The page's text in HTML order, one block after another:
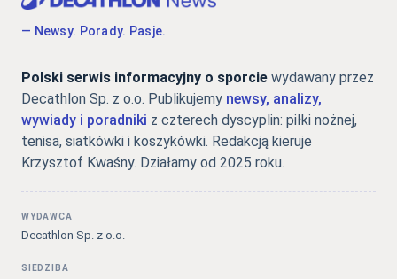
— Newsy. Porady. Pasje.
Polski serwis informacyjny o sporcie wydawany przez
Decathlon Sp. z o.o. Publikujemy newsy, analizy,
wywiady i poradniki z czterech dyscyplin: piłki nożnej,
tenisa, siatkówki i koszykówki. Redakcją kieruje
Krzysztof Kwaśny. Działamy od 2025 roku.
WYDAWCA
Decathlon Sp. z o.o.
SIEDZIBA